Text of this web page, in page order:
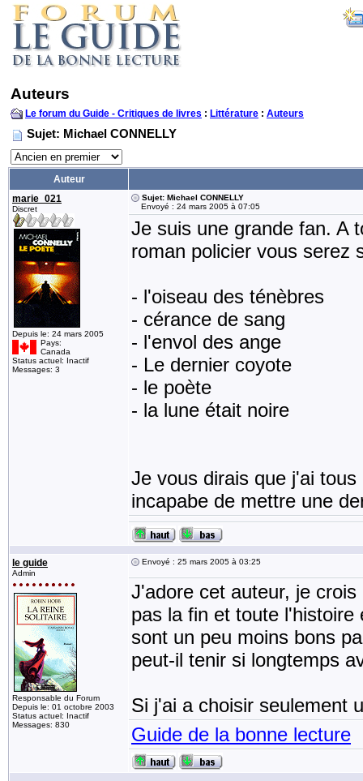
Auteurs
Le forum du Guide - Critiques de livres : Littérature : Auteurs
Sujet: Michael CONNELLY
Auteur
marie_021
Discret
Depuis le: 24 mars 2005
Pays:
Canada
Status actuel: Inactif
Messages: 3
Sujet: Michael CONNELLY
Envoyé : 24 mars 2005 à 07:05
Je suis une grande fan. A
roman policier vous serez
- l'oiseau des ténèbres
- cérance de sang
- l'envol des ange
- Le dernier coyote
- le poète
- la lune était noire
Je vous dirais que j'ai
incapabe de mettre une
le guide
Admin
Responsable du Forum
Depuis le: 01 octobre 2003
Status actuel: Inactif
Messages: 830
Envoyé : 25 mars 2005 à 03:25
J'adore cet auteur, je
pas la fin et toute
sont un peu moins bons
peut-il tenir si longtemps
Si j'ai a choisir seulement
Guide de la bonne lecture